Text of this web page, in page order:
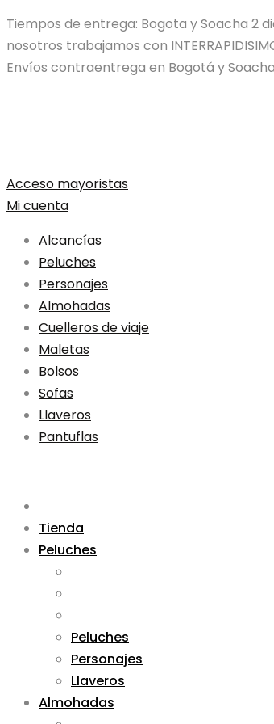
Tiempos de entrega: Bogota y Soacha 2
nosotros trabajamos con
Envíos contraentrega en Bogotá y
Acceso mayoristas
Mi cuenta
Alcancías
Peluches
Personajes
Almohadas
Cuelleros de viaje
Maletas
Bolsos
Sofas
Llaveros
Pantuflas
Tienda
Peluches
Peluches
Personajes
Llaveros
Almohadas